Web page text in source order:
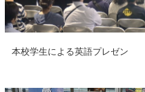
本校学生による英語プレゼン